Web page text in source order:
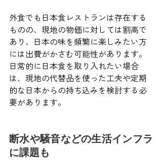
外食でも日本食レストランは存在する
ものの、現地の物価に対しては割高で
あり、日本の味を頻繁に楽しみたい方
には出費がかさむ可能性があります。
日常的に日本食を取り入れたい場合
は、現地の代替品を使った工夫や定期
的な日本からの持ち込みを検討する必
要があります。
断水や騒音などの生活インフラ
に課題も